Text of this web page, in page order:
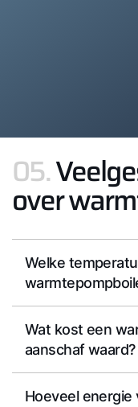
05.
over
Welke
Wat kost een
aanschaf waard?
Hoeveel energie